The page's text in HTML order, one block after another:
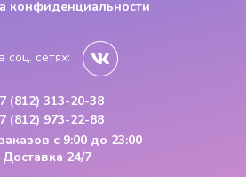
конфиденциальности
соц. сетях:
(812) 313-20-38
(812) 973-22-88
с 9:00 до 23:00
Доставка 24/7